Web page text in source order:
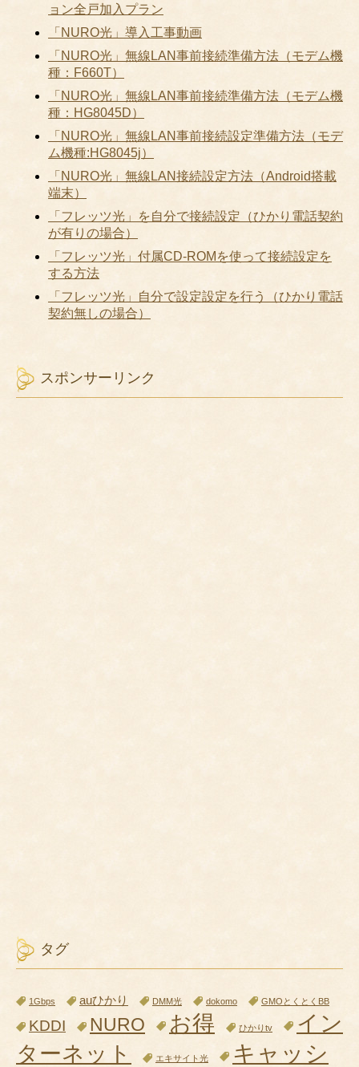
ョン全戸加入プラン
「NURO光」導入工事動画
「NURO光」無線LAN事前接続準備方法（モデム機
種：F660T）
「NURO光」無線LAN事前接続準備方法（モデム機
種：HG8045D）
「NURO光」無線LAN事前接続設定準備方法（モデ
ム機種:HG8045j）
「NURO光」無線LAN接続設定方法（Android搭載
端末）
「フレッツ光」を自分で接続設定（ひかり電話契約
が有りの場合）
「フレッツ光」付属CD-ROMを使って接続設定を
する方法
「フレッツ光」自分で設定設定を行う（ひかり電話
契約無しの場合）
スポンサーリンク
タグ
1Gbps auひかり DMM光 dokomo GMOとくとくBB
KDDI NURO お得 ひかりtv
イン
ターネット
エキサイト光
キャッシ